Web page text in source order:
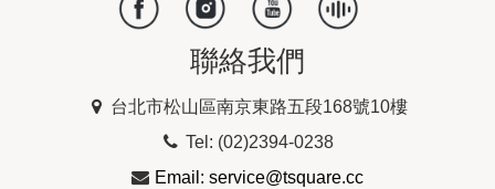
聯絡我們
台北市松山區南京東路五段168號10樓
Tel: (02)2394-0238
Email: service@tsquare.cc